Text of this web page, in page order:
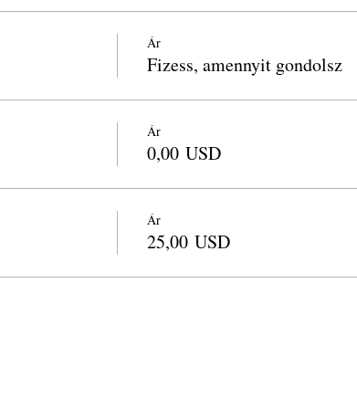
Ár
Fizess, amennyit gondolsz
Ár
0,00 USD
Ár
25,00 USD